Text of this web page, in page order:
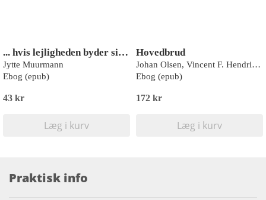
... hvis lejligheden byder sig ...
Jytte Muurmann
Ebog (epub)
43 kr
Læg i kurv
Hovedbrud
Johan Olsen, Vincent F. Hendricks
Ebog (epub)
172 kr
Læg i kurv
Praktisk info